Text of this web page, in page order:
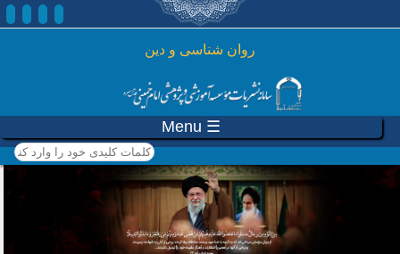
رفتن به محتوای اصلی
روان شناسی و دين
☰ Menu
کلمات کلیدی خود را وارد
کنید